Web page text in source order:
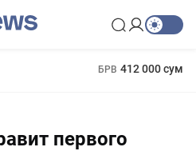
БРВ 412 000 сум
первого